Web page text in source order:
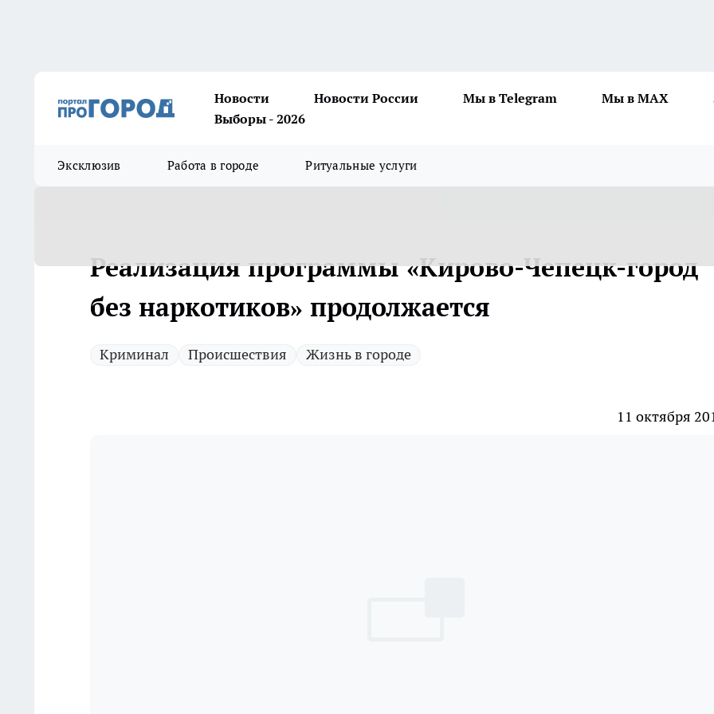
Новости Новости России Мы в Telegram Мы в MAX
Выборы - 2026
Эксклюзив Работа в городе Ритуальные услуги
Реализация программы «Кирово-Чепецк-город
без наркотиков» продолжается
Криминал Происшествия Жизнь в городе
11 октября